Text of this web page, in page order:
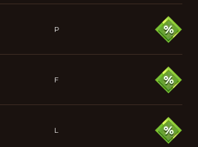
P
F
L